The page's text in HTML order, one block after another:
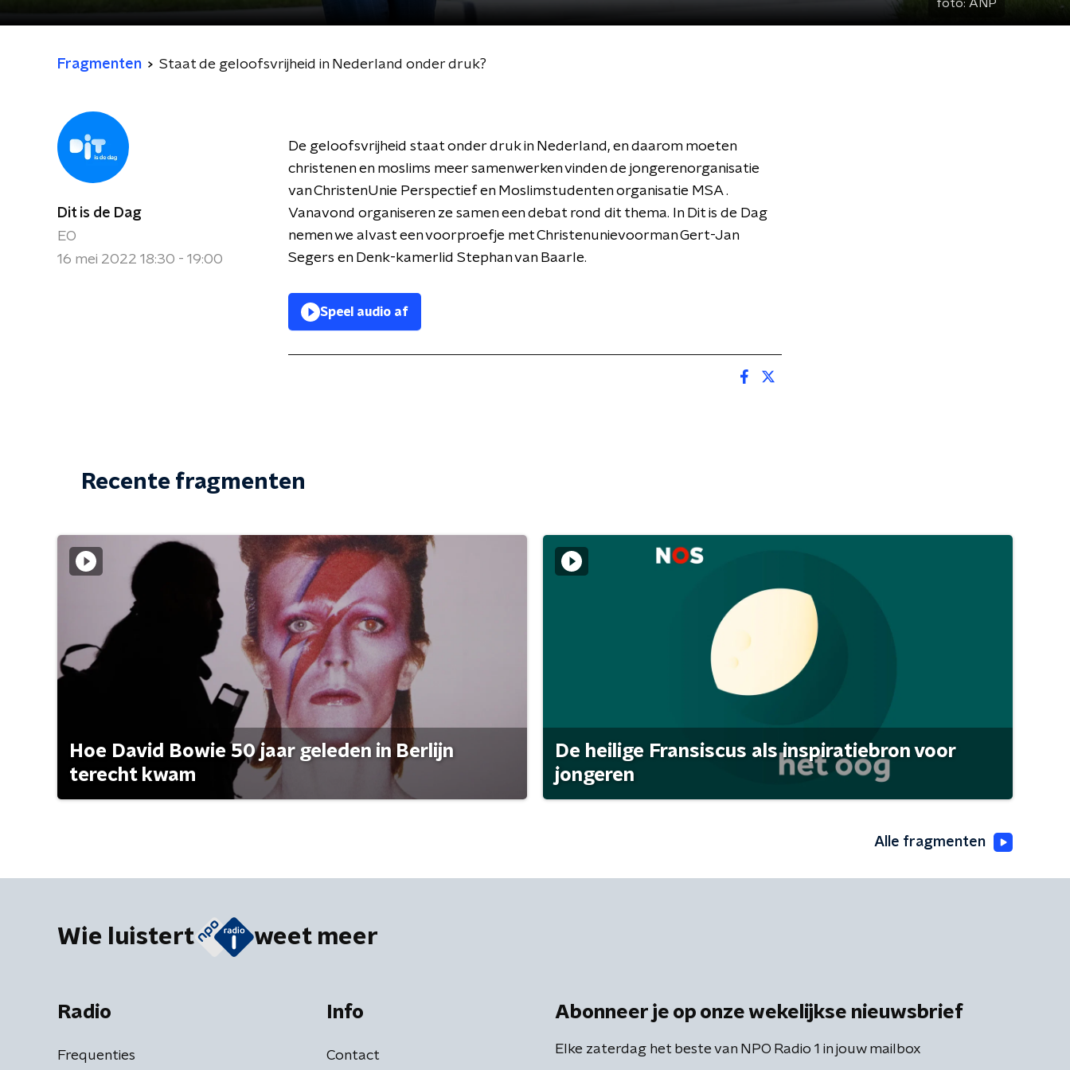
foto: ANP
Fragmenten Staat de geloofsvrijheid in Nederland onder druk?
Dit is de Dag
EO
16 mei 2022 18:30 - 19:00
De geloofsvrijheid staat onder druk in Nederland, en daarom moeten
christenen en moslims meer samenwerken vinden de jongerenorganisatie
van ChristenUnie Perspectief en Moslimstudenten organisatie MSA .
Vanavond organiseren ze samen een debat rond dit thema. In Dit is de Dag
nemen we alvast een voorproefje met Christenunievoorman Gert-Jan
Segers en Denk-kamerlid Stephan van Baarle.
Speel audio af
Recente fragmenten
Hoe David Bowie 50 jaar geleden in Berlijn
terecht kwam
De heilige Fransiscus als inspiratiebron voor
jongeren
Alle fragmenten
Wie luistert weet meer
Radio
Frequenties
Info
Contact
Abonneer je op onze wekelijkse nieuwsbrief
Elke zaterdag het beste van NPO Radio 1 in jouw mailbox